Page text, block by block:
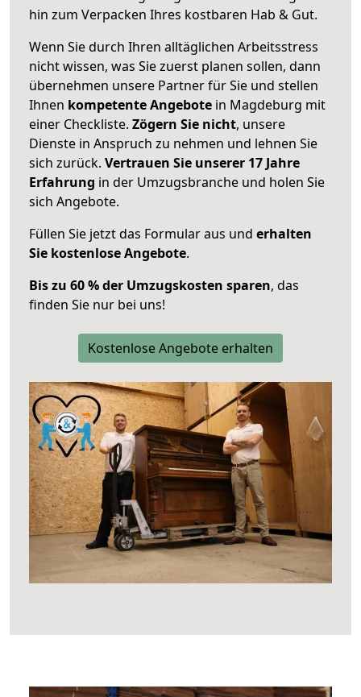
hin zum Verpacken Ihres kostbaren Hab & Gut.
Wenn Sie durch Ihren alltäglichen Arbeitsstress
nicht wissen, was Sie zuerst planen sollen, dann
übernehmen unsere Partner für Sie und stellen
Ihnen kompetente Angebote in Magdeburg mit
einer Checkliste. Zögern Sie nicht, unsere
Dienste in Anspruch zu nehmen und lehnen Sie
sich zurück. Vertrauen Sie unserer 17 Jahre
Erfahrung in der Umzugsbranche und holen Sie
sich Angebote.
Füllen Sie jetzt das Formular aus und erhalten
Sie kostenlose Angebote.
Bis zu 60 % der Umzugskosten sparen, das
finden Sie nur bei uns!
Kostenlose Angebote erhalten